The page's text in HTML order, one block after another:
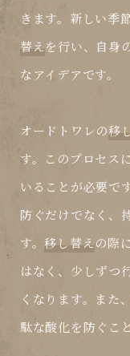
きます。新しい季
替え を行い、自身
なアイデアです。
オードトワレの移
す。このプロセス
いることが必要で
防ぐだけでなく、
す。移し替え の際
はなく、少しずつ
くなります。また
駄な酸化を防ぐこ